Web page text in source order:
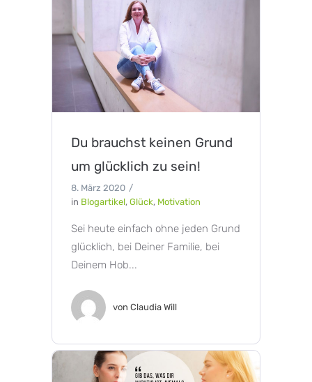
Du brauchst keinen Grund
um glücklich zu sein!
8. März 2020
in Blogartikel, Glück, Motivation
Sei heute einfach ohne jeden Grund
glücklich, bei Deiner Familie, bei
Deinem Hob...
von Claudia Will